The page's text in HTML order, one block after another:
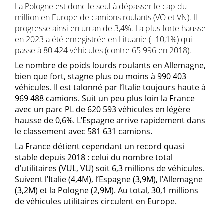
La Pologne est donc le seul à dépasser le cap du
million en Europe de camions roulants (VO et VN). Il
progresse ainsi en un an de 3,4%. La plus forte hausse
en 2023 a été enregistrée en Lituanie (+10,1%) qui
passe à 80 424 véhicules (contre 65 996 en 2018).
Le nombre de poids lourds roulants en Allemagne,
bien que fort, stagne plus ou moins à 990 403
véhicules. Il est talonné par l’Italie toujours haute à
969 488 camions. Suit un peu plus loin la France
avec un parc PL de 620 593 véhicules en légère
hausse de 0,6%. L’Espagne arrive rapidement dans
le classement avec 581 631 camions.
La France détient cependant un record quasi
stable depuis 2018 : celui du nombre total
d’utilitaires (VUL, VU) soit 6,3 millions de véhicules.
Suivent l’Italie (4,4M), l’Espagne (3,9M), l’Allemagne
(3,2M) et la Pologne (2,9M). Au total, 30,1 millions
de véhicules utilitaires circulent en Europe.